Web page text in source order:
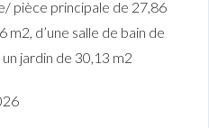
pièce principale de 27,86
m2, d’une salle de bain de
jardin de 30,13 m2